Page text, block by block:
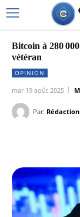
Bitcoin à 280
vétéran
OPINION
mar 19 août 2025
Par: Rédaction